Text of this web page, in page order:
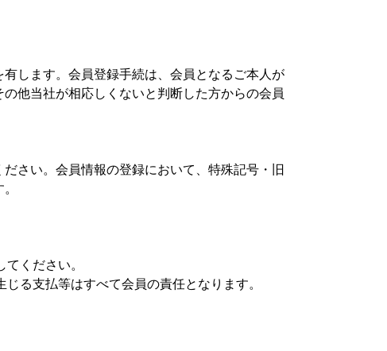
します。会員登録手続は、会員となるご本人が
他当社が相応しくないと判断した方からの会員
さい。会員情報の登録において、特殊記号・旧
ください。
る支払等はすべて会員の責任となります。